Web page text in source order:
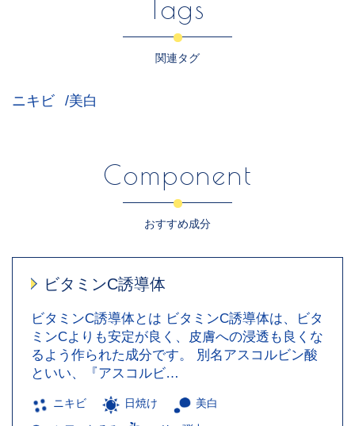
Tags
関連タグ
ニキビ 美白
Component
おすすめ成分
ビタミンC誘導体
ビタミンC誘導体とは ビタミンC誘導体は、ビタ
ミンCよりも安定が良く、皮膚への浸透も良くな
るよう作られた成分です。 別名アスコルビン酸
といい、『アスコルビ…
ニキビ 日焼け 美白